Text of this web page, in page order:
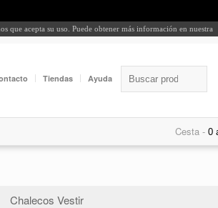
que acepta su uso. Puede obtener más información en nuestra
Tiendas Ayuda
Cesta -
Chalecos Vestir